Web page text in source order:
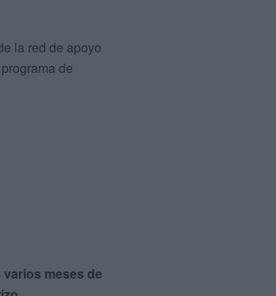
la red de apoyo
de
varios meses de